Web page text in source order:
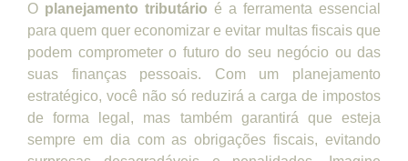
O planejamento tributário é a ferramenta essencial
para quem quer economizar e evitar multas fiscais que
podem comprometer o futuro do seu negócio ou das
suas finanças pessoais. Com um planejamento
estratégico, você não só reduzirá a carga de impostos
de forma legal, mas também garantirá que esteja
sempre em dia com as obrigações fiscais, evitando